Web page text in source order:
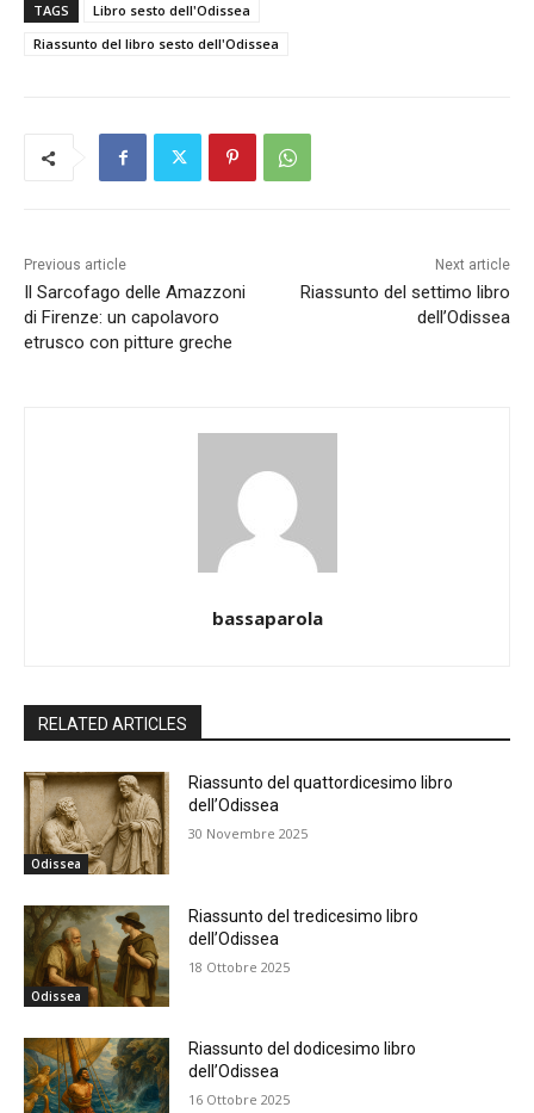
TAGS
Libro sesto dell'Odissea
Riassunto del libro sesto dell'Odissea
Previous article
Il Sarcofago delle Amazzoni
di Firenze: un capolavoro
etrusco con pitture greche
Next article
Riassunto del settimo libro
dell’Odissea
bassaparola
RELATED ARTICLES
Odissea
Riassunto del quattordicesimo libro
dell’Odissea
30 Novembre 2025
Odissea
Riassunto del tredicesimo libro
dell’Odissea
18 Ottobre 2025
Riassunto del dodicesimo libro
dell’Odissea
16 Ottobre 2025